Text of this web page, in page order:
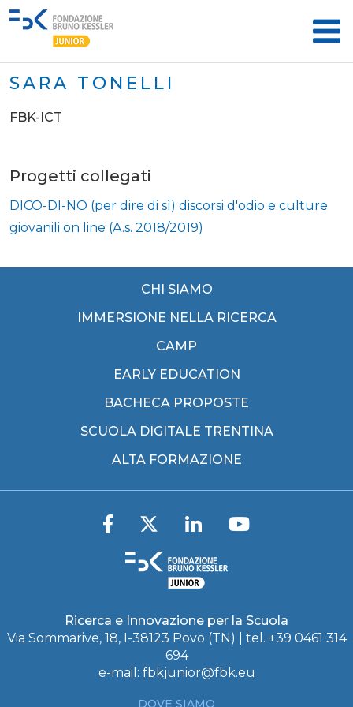
SARA TONELLI
FBK-ICT
Progetti collegati
DICO-DI-NO (per dire di sì) discorsi d'odio e culture
giovanili on line (A.s. 2018/2019)
CHI SIAMO
IMMERSIONE NELLA RICERCA
CAMP
EARLY EDUCATION
BACHECA PROPOSTE
SCUOLA DIGITALE TRENTINA
ALTA FORMAZIONE
Ricerca e Innovazione per la Scuola
Via Sommarive, 18, I-38123 Povo (TN) | tel. +39 0461 314
694
e-mail: fbkjunior@fbk.eu
DOVE SIAMO